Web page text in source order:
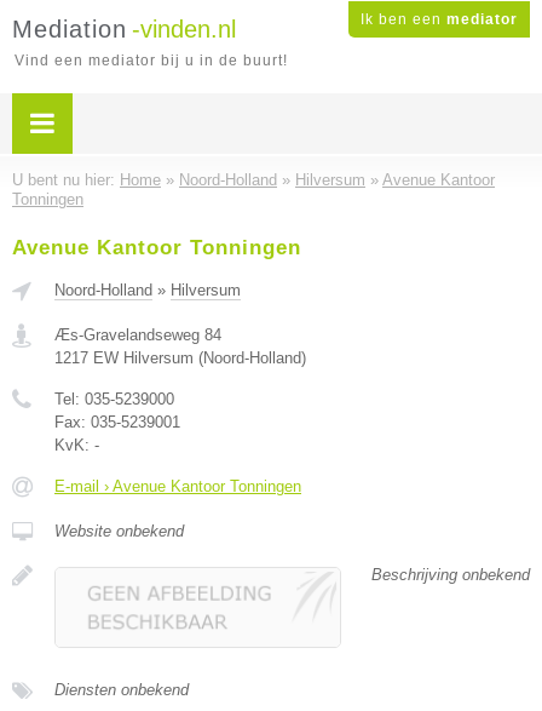
Ik ben een mediator
Mediation -vinden.nl
Vind een mediator bij u in de buurt!
U bent nu hier: Home » Noord-Holland » Hilversum » Avenue Kantoor
Tonningen
Avenue Kantoor Tonningen
Noord-Holland » Hilversum
Æs-Gravelandseweg 84
1217 EW Hilversum (Noord-Holland)
Tel: 035-5239000
Fax: 035-5239001
KvK: -
E-mail › Avenue Kantoor Tonningen
Website onbekend
Beschrijving onbekend
Diensten onbekend